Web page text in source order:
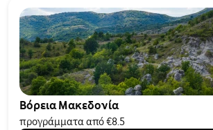
Βόρεια Μακεδονία
προγράμματα από €8.5